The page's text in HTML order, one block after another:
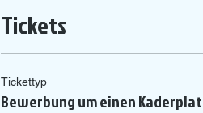
Tickets
Tickettyp
Bewerbung um einen